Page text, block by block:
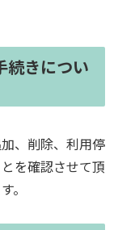
続きについ
、削除、利用停
を確認させて頂
。